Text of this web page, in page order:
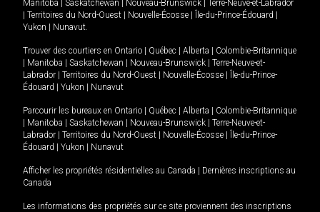
Manitoba | Saskatchewan | Nouveau-Brunswick | Terre-Neuve-et-Labrador
| Territoires du Nord-Ouest | Nouvelle-Écosse | Île-du-Prince-Édouard |
Yukon | Nunavut.
Trouver des courtiers en Ontario | Québec | Alberta | Colombie-Britannique
| Manitoba | Saskatchewan | Nouveau-Brunswick | Terre-Neuve-et-
Labrador | Territoires du Nord-Ouest | Nouvelle-Écosse | Île-du-Prince-
Édouard | Yukon | Nunavut
Parcourir les bureaux en Ontario | Québec | Alberta | Colombie-Britannique
| Manitoba | Saskatchewan | Nouveau-Brunswick | Terre-Neuve-et-
Labrador | Territoires du Nord-Ouest | Nouvelle-Écosse | Île-du-Prince-
Édouard | Yukon | Nunavut
Afficher les propriétés résidentielles au Canada | Dernières inscriptions au
Canada
Les informations des propriétés sur ce site proviennent des inscriptions